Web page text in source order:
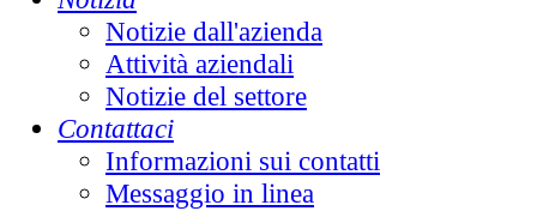
Notizie dall'azienda
Attività aziendali
Notizie del settore
Contattaci
Informazioni sui contatti
Messaggio in linea